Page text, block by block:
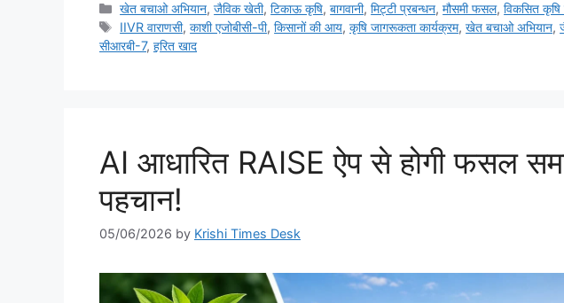
खेत बचाओ अभियान,जैविक खेती,टिकाऊ कृषि,बागवानी,मि‌ट्टी प्रबन्धन,मौसमी फसल,विकसित
IIVR वाराणसी,काशी एजोबीसी-पी,किसानों की आय,कृषि जागरूकता कार्यक्रम,खेत बचाओ अभियान,
सीआरबी-7, हरित खाद
AI आधारित RAISE ऐप से होगी फसल
पहचान!
05/06/2026 by Krishi Times Desk